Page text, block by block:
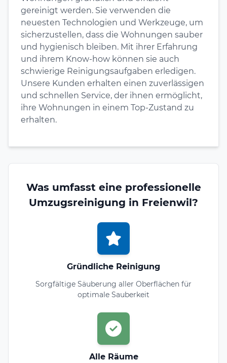
gereinigt werden. Sie verwenden die
neuesten Technologien und Werkzeuge, um
sicherzustellen, dass die Wohnungen sauber
und hygienisch bleiben. Mit ihrer Erfahrung
und ihrem Know-how können sie auch
schwierige Reinigungsaufgaben erledigen.
Unsere Kunden erhalten einen zuverlässigen
und schnellen Service, der ihnen ermöglicht,
ihre Wohnungen in einem Top-Zustand zu
erhalten.
Was umfasst eine professionelle
Umzugsreinigung in Freienwil?
Gründliche Reinigung
Sorgfältige Säuberung aller Oberflächen für
optimale Sauberkeit
Alle Räume